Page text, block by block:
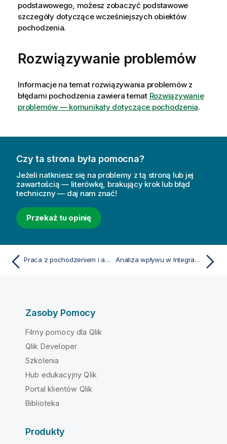
podstawowego, możesz zobaczyć podstawowe
szczegóły dotyczące wcześniejszych obiektów
pochodzenia.
Rozwiązywanie problemów
Informacje na temat rozwiązywania problemów z
błędami pochodzenia zawiera temat Rozwiązywanie
problemów — komunikaty dotyczące pochodzenia.
Czy ta strona była pomocna?
Jeżeli natkniesz się na problemy z tą stroną lub jej
zawartością — literówkę, brakujący krok lub błąd
techniczny — daj nam znać!
Przekaż tu opinię
Praca z pochodzeniem i analizą wpływu w Integracja danych Analiza wpływu w Integracja danych
Zasoby Pomocy
Filmy pomocy dla Qlik
Qlik Developer
Szkolenia
Hub edukacyjny Qlik
Portal klientów Qlik
Biblioteka
Produkty